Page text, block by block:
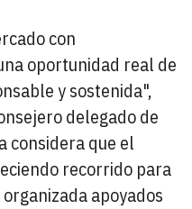
con
oportunidad real de
y sostenida",
delegado de
considera que el
recorrido para
apoyados